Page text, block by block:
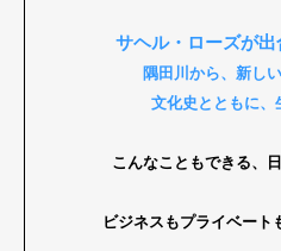
サヘル・ローズが出
隅田川から、新し
文化史とともに、
こんなこともできる、
ビジネスもプライベート